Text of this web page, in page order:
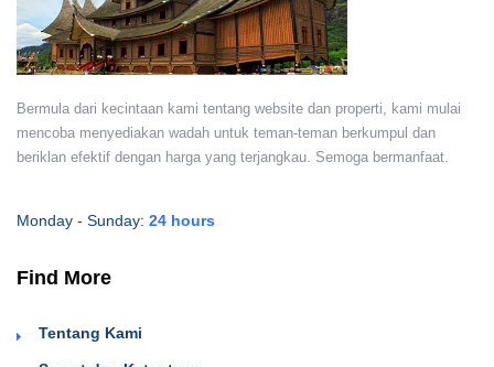
Bermula dari kecintaan kami tentang website dan properti, kami mulai
mencoba menyediakan wadah untuk teman-teman berkumpul dan
beriklan efektif dengan harga yang terjangkau. Semoga bermanfaat.
Monday - Sunday: 24 hours
Find More
Tentang Kami